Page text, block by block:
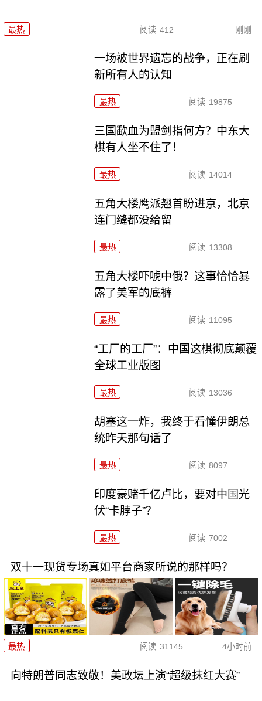
最热 阅读 412 刚刚
一场被世界遗忘的战争，正在刷
新所有人的认知
最热 阅读 19875
三国歃血为盟剑指何方？中东大
棋有人坐不住了！
最热 阅读 14014
五角大楼鹰派翘首盼进京，北京
连门缝都没给留
最热 阅读 13308
五角大楼吓唬中俄？这事恰恰暴
露了美军的底裤
最热 阅读 11095
“工厂的工厂”：中国这棋彻底颠覆
全球工业版图
最热 阅读 13036
胡塞这一炸，我终于看懂伊朗总
统昨天那句话了
最热 阅读 8097
印度豪赌千亿卢比，要对中国光
伏“卡脖子”？
最热 阅读 7002
双十一现货专场真如平台商家所说的那样吗？
最热 阅读 31145 4小时前
向特朗普同志致敬！美政坛上演“超级抹红大赛”